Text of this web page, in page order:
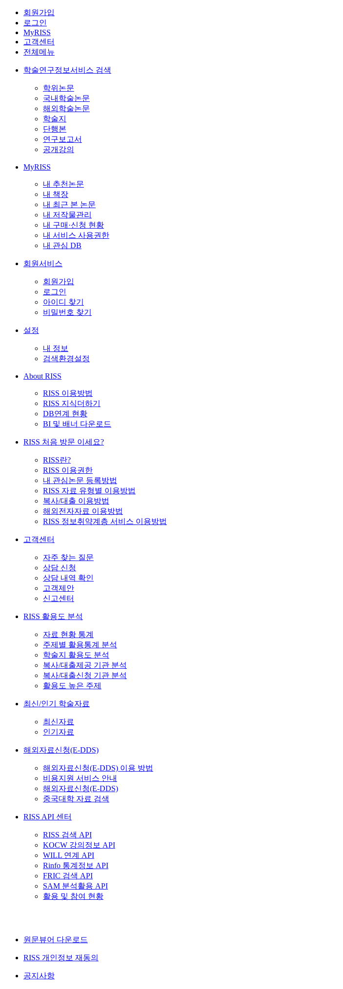
회원가입
로그인
MyRISS
고객센터
전체메뉴
학술연구정보서비스 검색
학위논문
국내학술논문
해외학술논문
학술지
단행본
연구보고서
공개강의
MyRISS
내 추천논문
내 책장
내 최근 본 논문
내 저작물관리
내 구매·신청 현황
내 서비스 사용권한
내 관심 DB
회원서비스
회원가입
로그인
아이디 찾기
비밀번호 찾기
설정
내 정보
검색환경설정
About RISS
RISS 이용방법
RISS 지식더하기
DB연계 현황
BI 및 배너 다운로드
RISS 처음 방문 이세요?
RISS란?
RISS 이용권한
내 관심논문 등록방법
RISS 자료 유형별 이용방법
복사/대출 이용방법
해외전자자료 이용방법
RISS 정보취약계층 서비스 이용방법
고객센터
자주 찾는 질문
상담 신청
상담 내역 확인
고객제안
신고센터
RISS 활용도 분석
자료 현황 통계
주제별 활용통계 분석
학술지 활용도 분석
복사/대출제공 기관 분석
복사/대출신청 기관 분석
활용도 높은 주제
최신/인기 학술자료
최신자료
인기자료
해외자료신청(E-DDS)
해외자료신청(E-DDS) 이용 방법
비용지원 서비스 안내
해외자료신청(E-DDS)
중국대학 자료 검색
RISS API 센터
RISS 검색 API
KOCW 강의정보 API
WILL 연계 API
Rinfo 통계정보 API
FRIC 검색 API
SAM 분석활용 API
활용 및 참여 현황
원문뷰어 다운로드
RISS 개인정보 재동의
공지사항